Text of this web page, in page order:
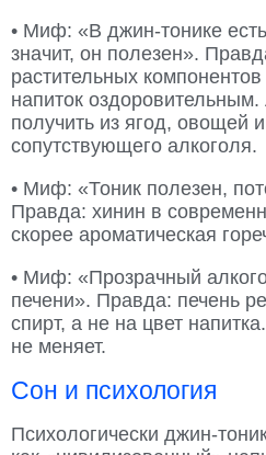
• Миф: «В джин-тонике
значит, он полезен».
растительных
напиток
получить из ягод, овощей
сопутствующего алкоголя.
• Миф: «Тоник полезен,
Правда: хинин в
скорее ароматическая
• Миф: «Прозрачный
печени». Правда: печень
спирт, а не на цвет
не меняет.
Сон и психология
Психологически джин-